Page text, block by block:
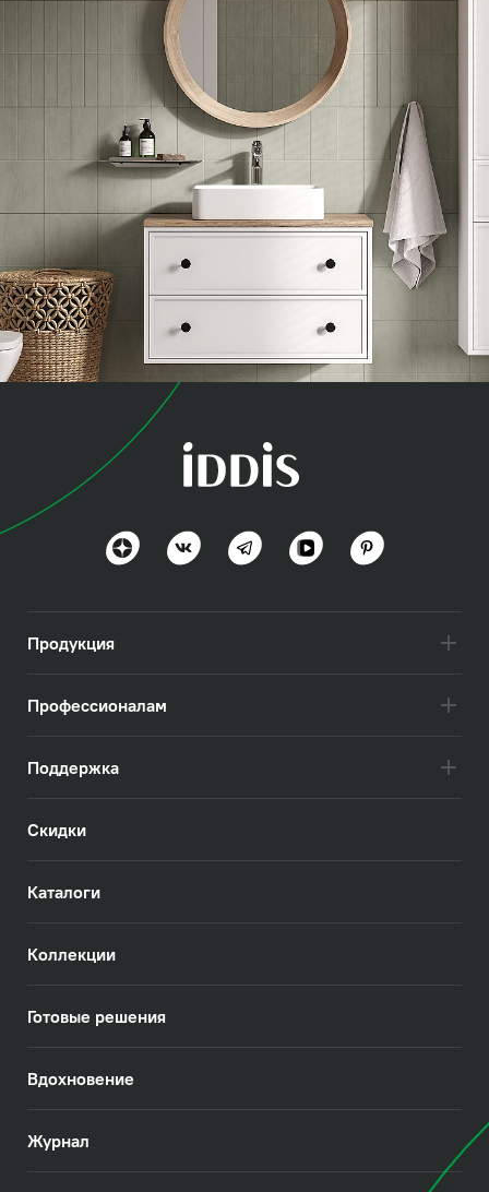
Торр (Torr)
Продукция
Профессионалам
Поддержка
Скидки
Каталоги
Коллекции
Готовые решения
Вдохновение
Журнал